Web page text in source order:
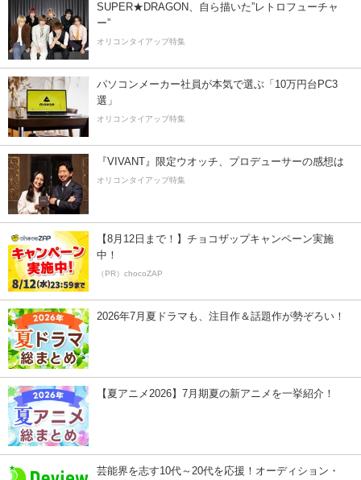
SUPER★DRAGON、自ら描いた”レトロフューチャ
ー”
オリコンタイアップ特集
パソコンメーカー社員が本気で選ぶ「10万円台PC3
選」
オリコンタイアップ特集
『VIVANT』限定ウオッチ、プロデューサーの感想は
オリコンタイアップ特集
【8月12日まで！】チョコザップキャンペーン実施
中！
（PR）chocoZAP
2026年7月夏ドラマも、注目作＆話題作が勢ぞろい！
【夏アニメ2026】7月期夏の新アニメを一挙紹介！
芸能界を志す10代～20代を応援！オーディション・